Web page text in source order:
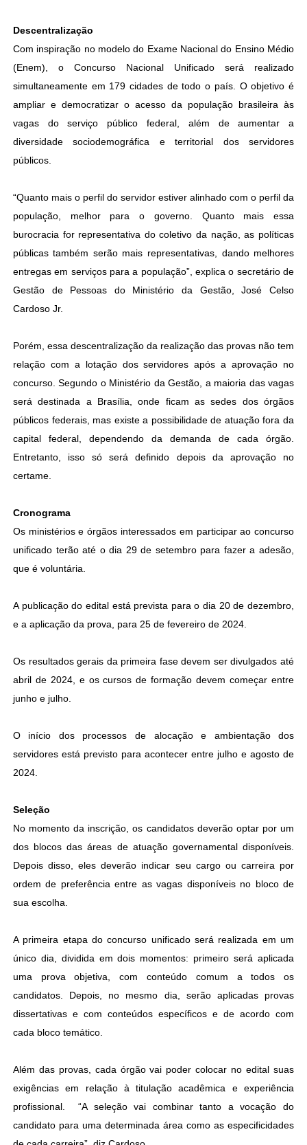
Descentralização
Com inspiração no modelo do Exame Nacional do Ensino Médio
(Enem), o Concurso Nacional Unificado será realizado
simultaneamente em 179 cidades de todo o país. O objetivo é
ampliar e democratizar o acesso da população brasileira às
vagas do serviço público federal, além de aumentar a
diversidade sociodemográfica e territorial dos servidores
públicos.
“Quanto mais o perfil do servidor estiver alinhado com o perfil da
população, melhor para o governo. Quanto mais essa
burocracia for representativa do coletivo da nação, as políticas
públicas também serão mais representativas, dando melhores
entregas em serviços para a população”, explica o secretário de
Gestão de Pessoas do Ministério da Gestão, José Celso
Cardoso Jr.
Porém, essa descentralização da realização das provas não tem
relação com a lotação dos servidores após a aprovação no
concurso. Segundo o Ministério da Gestão, a maioria das vagas
será destinada a Brasília, onde ficam as sedes dos órgãos
públicos federais, mas existe a possibilidade de atuação fora da
capital federal, dependendo da demanda de cada órgão.
Entretanto, isso só será definido depois da aprovação no
certame.
Cronograma
Os ministérios e órgãos interessados em participar ao concurso
unificado terão até o dia 29 de setembro para fazer a adesão,
que é voluntária.
A publicação do edital está prevista para o dia 20 de dezembro,
e a aplicação da prova, para 25 de fevereiro de 2024.
Os resultados gerais da primeira fase devem ser divulgados até
abril de 2024, e os cursos de formação devem começar entre
junho e julho.
O início dos processos de alocação e ambientação dos
servidores está previsto para acontecer entre julho e agosto de
2024.
Seleção
No momento da inscrição, os candidatos deverão optar por um
dos blocos das áreas de atuação governamental disponíveis.
Depois disso, eles deverão indicar seu cargo ou carreira por
ordem de preferência entre as vagas disponíveis no bloco de
sua escolha.
A primeira etapa do concurso unificado será realizada em um
único dia, dividida em dois momentos: primeiro será aplicada
uma prova objetiva, com conteúdo comum a todos os
candidatos. Depois, no mesmo dia, serão aplicadas provas
dissertativas e com conteúdos específicos e de acordo com
cada bloco temático.
Além das provas, cada órgão vai poder colocar no edital suas
exigências em relação à titulação acadêmica e experiência
profissional. “A seleção vai combinar tanto a vocação do
candidato para uma determinada área como as especificidades